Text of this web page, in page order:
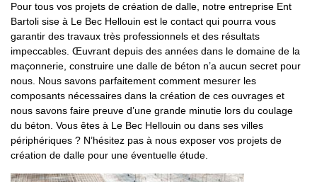
Pour tous vos projets de création de dalle, notre entreprise Ent
Bartoli sise à Le Bec Hellouin est le contact qui pourra vous
garantir des travaux très professionnels et des résultats
impeccables. Œuvrant depuis des années dans le domaine de la
maçonnerie, construire une dalle de béton n’a aucun secret pour
nous. Nous savons parfaitement comment mesurer les
composants nécessaires dans la création de ces ouvrages et
nous savons faire preuve d’une grande minutie lors du coulage
du béton. Vous êtes à Le Bec Hellouin ou dans ses villes
périphériques ? N’hésitez pas à nous exposer vos projets de
création de dalle pour une éventuelle étude.